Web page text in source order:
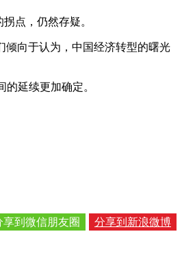
点，仍然存疑。
倾向于认为，中国经济转型的曙光
延续更加确定。
分享到新浪微博
享到微信朋友圈